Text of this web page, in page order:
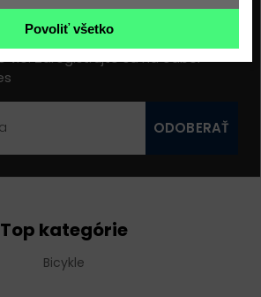
odber noviniek
vie. Zaregistrujte sa na odber
ODOBERAŤ
Top kategórie
Bicykle
Povoliť všetko